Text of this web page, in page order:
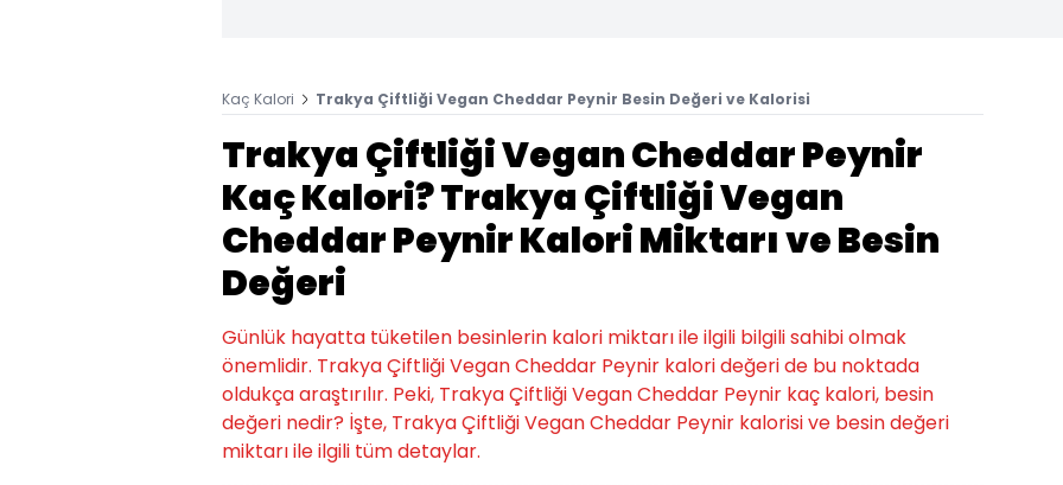
Kaç Kalori Trakya Çiftliği Vegan Cheddar Peynir Besin Değeri ve Kalorisi
Trakya Çiftliği Vegan Cheddar Peynir
Kaç Kalori? Trakya Çiftliği Vegan
Cheddar Peynir Kalori Miktarı ve Besin
Değeri
Günlük hayatta tüketilen besinlerin kalori miktarı ile ilgili bilgili sahibi olmak
önemlidir. Trakya Çiftliği Vegan Cheddar Peynir kalori değeri de bu noktada
oldukça araştırılır. Peki, Trakya Çiftliği Vegan Cheddar Peynir kaç kalori, besin
değeri nedir? İşte, Trakya Çiftliği Vegan Cheddar Peynir kalorisi ve besin değeri
miktarı ile ilgili tüm detaylar.